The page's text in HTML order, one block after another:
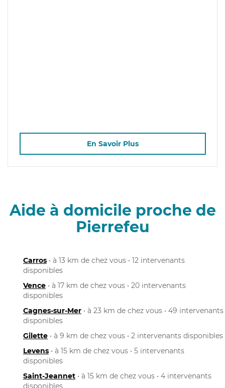
En Savoir Plus
Aide à domicile proche de
Pierrefeu
Carros • à 13 km de chez vous • 12 intervenants
disponibles
Vence • à 17 km de chez vous • 20 intervenants
disponibles
Cagnes-sur-Mer • à 23 km de chez vous • 49 intervenants
disponibles
Gilette • à 9 km de chez vous • 2 intervenants disponibles
Levens • à 15 km de chez vous • 5 intervenants
disponibles
Saint-Jeannet • à 15 km de chez vous • 4 intervenants
disponibles